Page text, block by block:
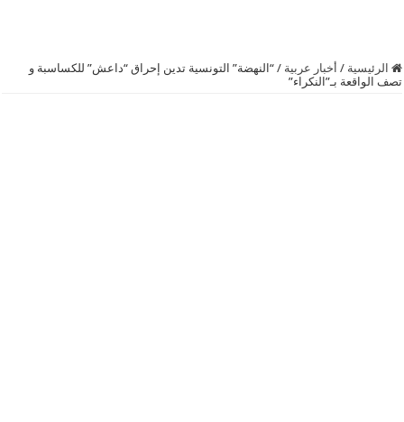
الرئيسية / أخبار عربية / “النهضة” التونسية تدين إحراق “‫‏داعش‬” للكساسبة و
تصف الواقعة بـ”النكراء”